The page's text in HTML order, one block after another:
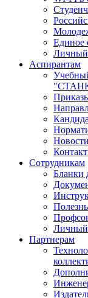
Единое
Личный
Аспирантам
Новости
Сотрудникам
Бланки
Личный
Партнерам